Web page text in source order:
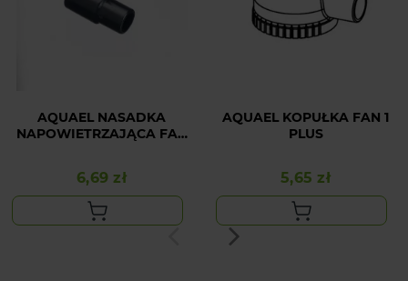
AQUAEL NASADKA
NAPOWIETRZAJĄCA FAN
Cena
6,69 zł
AQUAEL KOPUŁKA FAN 1
PLUS
Cena
5,65 zł